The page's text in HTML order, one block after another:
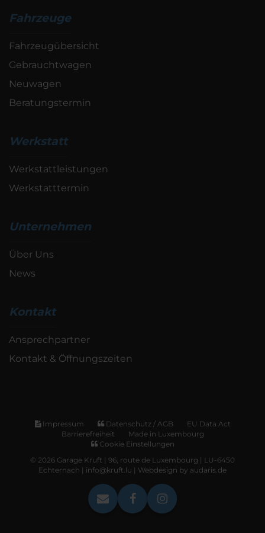
Fahrzeuge
Fahrzeugübersicht
Gebrauchtwagen
Neuwagen
Beratungstermin
Werkstatt
Werkstattleistungen
Werkstatttermin
Unternehmen
Über Uns
News
Kontakt
Ansprechpartner
Kontakt & Öffnungszeiten
Impressum Datenschutz / AGB
EU Data Act
Barrierefreiheit
Made in Luxembourg
Cookie Einstellungen
© 2026 Garage Kruft | 96, route de Luxembourg | LU-6450
Echternach | info@kruft.lu | Webdesign by audaris.de